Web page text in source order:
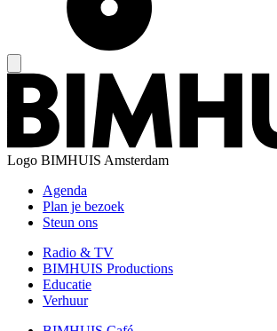
Logo BIMHUIS Amsterdam
Agenda
Plan je bezoek
Steun ons
Radio & TV
BIMHUIS Productions
Educatie
Verhuur